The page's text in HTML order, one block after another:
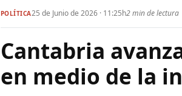
POLÍTICA25 de Junio de 2026 · 11:25h2 min de lectura
Cantabria
en medio de la